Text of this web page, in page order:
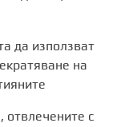
да използват
на
отвлечените с